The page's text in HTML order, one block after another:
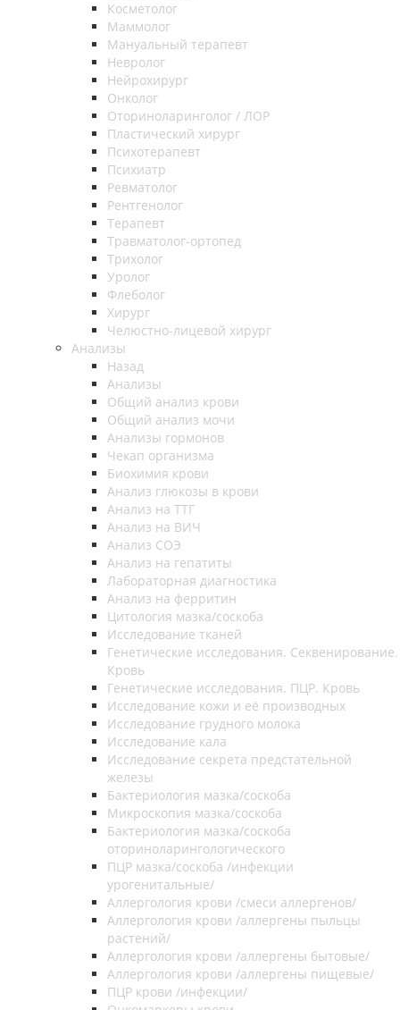
Косметолог
Маммолог
Мануальный терапевт
Невролог
Нейрохирург
Онколог
Оториноларинголог / ЛОР
Пластический хирург
Психотерапевт
Психиатр
Ревматолог
Рентгенолог
Терапевт
Травматолог-ортопед
Трихолог
Уролог
Флеболог
Хирург
Челюстно-лицевой хирург
Анализы
Назад
Анализы
Общий анализ крови
Общий анализ мочи
Анализы гормонов
Чекап организма
Биохимия крови
Анализ глюкозы в крови
Анализ на ТТГ
Анализ на ВИЧ
Анализ СОЭ
Анализ на гепатиты
Лабораторная диагностика
Анализ на ферритин
Цитология мазка/соскоба
Исследование тканей
Генетические исследования. Секвенирование.
Кровь
Генетические исследования. ПЦР. Кровь
Исследование кожи и её производных
Исследование грудного молока
Исследование кала
Исследование секрета предстательной
железы
Бактериология мазка/соскоба
Микроскопия мазка/соскоба
Бактериология мазка/соскоба
оториноларингологического
ПЦР мазка/соскоба /инфекции
урогенитальные/
Аллергология крови /смеси аллергенов/
Аллергология крови /аллергены пыльцы
растений/
Аллергология крови /аллергены бытовые/
Аллергология крови /аллергены пищевые/
ПЦР крови /инфекции/